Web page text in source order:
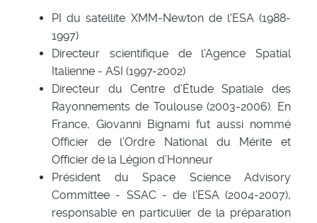
PI du satellite XMM-Newton de l'ESA (1988-
1997)
Directeur scientifique de l'Agence Spatial
Italienne - ASI (1997-2002)
Directeur du Centre d’Étude Spatiale des
Rayonnements de Toulouse (2003-2006). En
France, Giovanni Bignami fut aussi nommé
Officier de l’Ordre National du Mérite et
Officier de la Légion d’Honneur
Président du Space Science Advisory
Committee - SSAC - de l'ESA (2004-2007),
responsable en particulier de la préparation